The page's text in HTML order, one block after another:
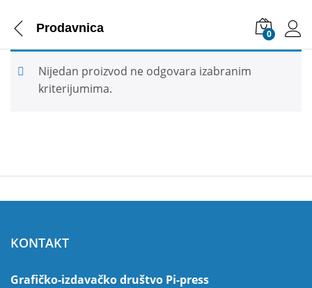
Prodavnica 0
Nijedan proizvod ne odgovara izabranim
kriterijumima.
KONTAKT
Grafičko-izdavačko društvo Pi-press